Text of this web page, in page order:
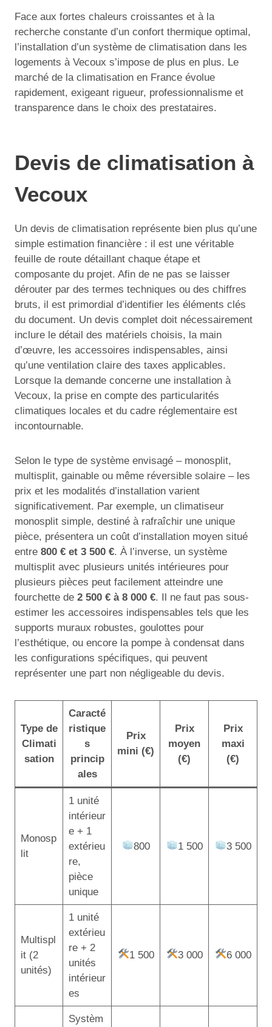
Face aux fortes chaleurs croissantes et à la
recherche constante d’un confort thermique optimal,
l’installation d’un système de climatisation dans les
logements à Vecoux s’impose de plus en plus. Le
marché de la climatisation en France évolue
rapidement, exigeant rigueur, professionnalisme et
transparence dans le choix des prestataires.
Devis de climatisation à
Vecoux
Un devis de climatisation représente bien plus qu’une
simple estimation financière : il est une véritable
feuille de route détaillant chaque étape et
composante du projet. Afin de ne pas se laisser
dérouter par des termes techniques ou des chiffres
bruts, il est primordial d’identifier les éléments clés
du document. Un devis complet doit nécessairement
inclure le détail des matériels choisis, la main
d’œuvre, les accessoires indispensables, ainsi
qu’une ventilation claire des taxes applicables.
Lorsque la demande concerne une installation à
Vecoux, la prise en compte des particularités
climatiques locales et du cadre réglementaire est
incontournable.
Selon le type de système envisagé – monosplit,
multisplit, gainable ou même réversible solaire – les
prix et les modalités d’installation varient
significativement. Par exemple, un climatiseur
monosplit simple, destiné à rafraîchir une unique
pièce, présentera un coût d’installation moyen situé
entre 800 € et 3 500 €. À l’inverse, un système
multisplit avec plusieurs unités intérieures pour
plusieurs pièces peut facilement atteindre une
fourchette de 2 500 € à 8 000 €. Il ne faut pas sous-
estimer les accessoires indispensables tels que les
supports muraux robustes, goulottes pour
l’esthétique, ou encore la pompe à condensat dans
les configurations spécifiques, qui peuvent
représenter une part non négligeable du devis.
Type de
Climati
sation
Caracté
ristique
s
princip
ales
Prix
mini (€)
Prix
moyen
(€)
Prix
maxi
(€)
Monosp
lit
1 unité
intérieur
e + 1
extérieu
re,
pièce
unique
800 1 500 3 500
Multispl
it (2
unités)
1 unité
extérieu
re + 2
unités
intérieur
es
1 500 3 000 6 000
Systèm